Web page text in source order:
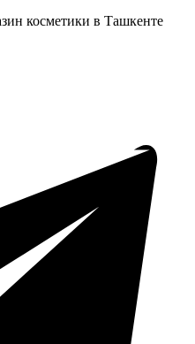
косметики в Ташкенте